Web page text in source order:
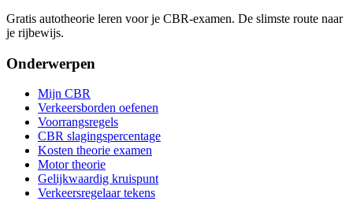
Gratis autotheorie leren voor je CBR-examen. De slimste route naar
je rijbewijs.
Onderwerpen
Mijn CBR
Verkeersborden oefenen
Voorrangsregels
CBR slagingspercentage
Kosten theorie examen
Motor theorie
Gelijkwaardig kruispunt
Verkeersregelaar tekens